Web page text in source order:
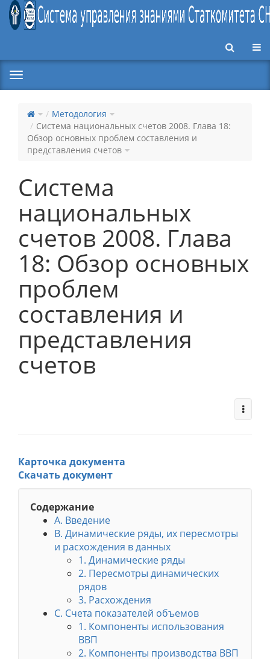
Методология
Система национальных счетов 2008. Глава 18:
Обзор основных проблем составления и
представления счетов
Система
национальных
счетов 2008. Глава
18: Обзор основных
проблем
составления и
представления
счетов
Карточка документа
Скачать документ
Содержание
А. Введение
В. Динамические ряды, их пересмотры
и расхождения в данных
1. Динамические ряды
2. Пересмотры динамических
рядов
3. Расхождения
С. Счета показателей объемов
1. Компоненты использования
ВВП
2. Компоненты производства ВВП